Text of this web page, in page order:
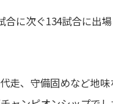
合に次ぐ134試合に出
走、守備固めなど地